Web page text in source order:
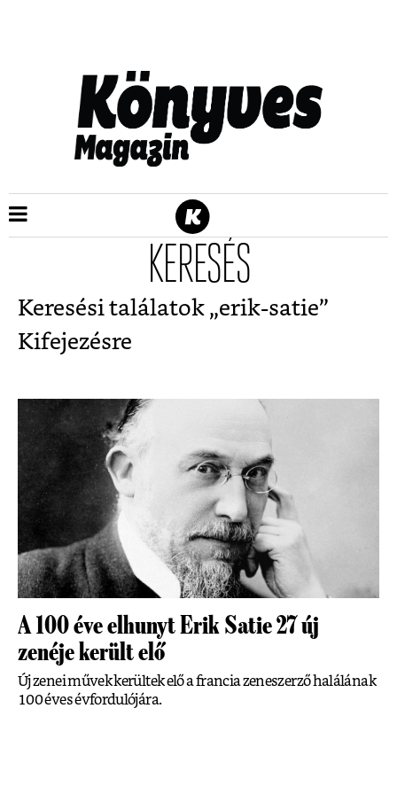
KERESÉS
Keresési találatok „erik-satie”
Kifejezésre
A 100 éve elhunyt Erik Satie 27 új
zenéje került elő
Új zenei művek kerültek elő a francia zeneszerző halálának
100 éves évfordulójára.